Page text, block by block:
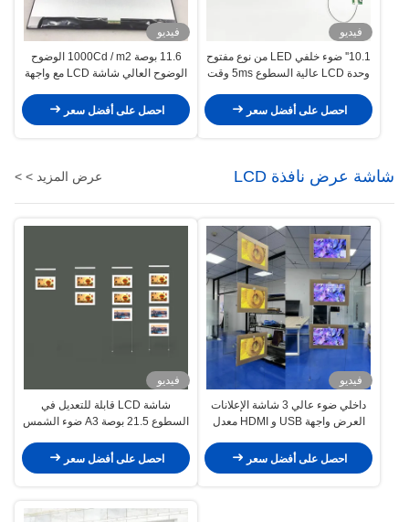
فيديو
10.1'' ضوء خلفي LED من نوع مفتوح
وحدة LCD عالية السطوع 5ms وقت
احصل على أفضل سعر
فيديو
11.6 بوصة 1000Cd / m2 الوضوح
الوضوح العالي شاشة LCD مع واجهة
احصل على أفضل سعر
شاشة عرض نافذة LCD عرض المزيد > >
فيديو
داخلي ضوء عالي 3 شاشة الإعلانات
العرض واجهة USB و HDMI معدل
احصل على أفضل سعر
فيديو
شاشة LCD قابلة للتعديل في
السطوع 21.5 بوصة A3 ضوء الشمس
الذكية لتحسين الرؤية
احصل على أفضل سعر